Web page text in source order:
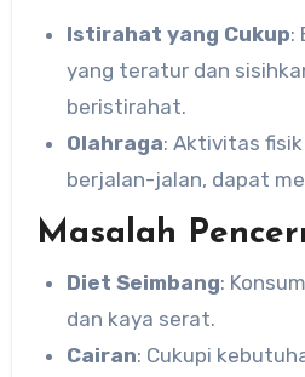
Istirahat yang Cukup:
yang teratur dan
beristirahat.
Olahraga: Aktivitas
berjalan-jalan, dapat
Masalah
Diet Seimbang:
dan kaya serat.
Cairan: Cukupi